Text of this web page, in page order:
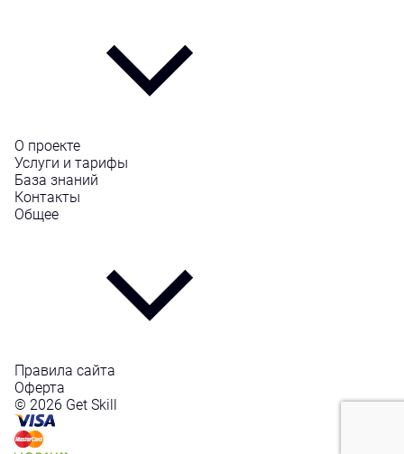
О проекте
Услуги и тарифы
База знаний
Контакты
Общее
Правила сайта
Оферта
© 2026 Get Skill